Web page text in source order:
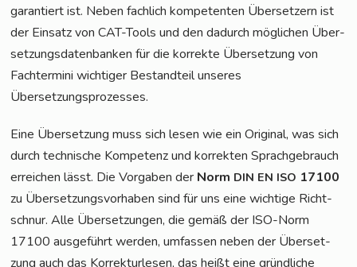
garan­tiert ist. Neben fach­lich kom­pe­ten­ten Über­set­zern ist
der Ein­satz von CAT-Tools und den dadurch mög­li­chen Über­
set­zungs­da­ten­ban­ken für die kor­rek­te Über­set­zung von
Fach­ter­mi­ni wich­ti­ger Bestand­teil unse­res
Übersetzungsprozesses.
Eine Über­set­zung muss sich lesen wie ein Ori­gi­nal, was sich
durch tech­ni­sche Kom­pe­tenz und kor­rek­ten Sprach­ge­brauch
errei­chen lässt. Die Vor­ga­ben der Norm DIN EN ISO 17100
zu Über­set­zungs­vor­ha­ben sind für uns eine wich­ti­ge Richt­
schnur. Alle Über­set­zun­gen, die gemäß der ISO-Norm
17100 aus­ge­führt wer­den, umfas­sen neben der Über­set­
zung auch das Kor­rek­tur­le­sen, das heißt eine gründ­li­che